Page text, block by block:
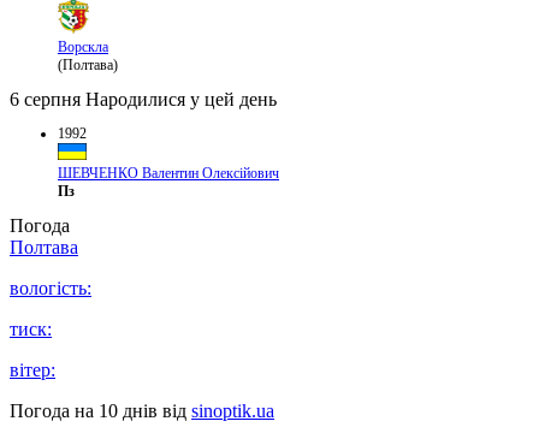
Ворскла
(Полтава)
6 серпня Народилися у цей день
1992
ШЕВЧЕНКО Валентин Олексійович
Пз
Погода
Полтава
вологість:
тиск:
вітер:
Погода на 10 днів від sinoptik.ua